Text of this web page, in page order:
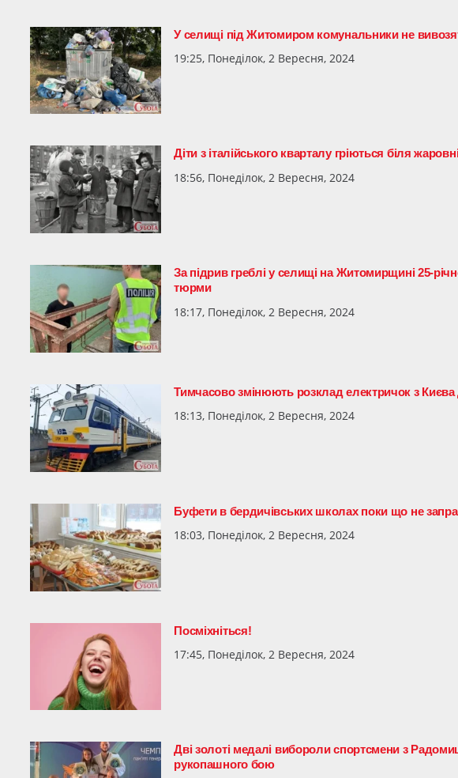
У селищі під Житомиром комунальники не
19:25, Понеділок, 2 Вересня, 2024
Діти з італійського кварталу гріються біля
18:56, Понеділок, 2 Вересня, 2024
За підрив греблі у селищі на Житомирщині 25-
тюрми
18:17, Понеділок, 2 Вересня, 2024
Тимчасово змінюють розклад електричок з Києва
18:13, Понеділок, 2 Вересня, 2024
Буфети в бердичівських школах поки що не
18:03, Понеділок, 2 Вересня, 2024
Посміхніться!
17:45, Понеділок, 2 Вересня, 2024
Дві золоті медалі вибороли спортсмени з
рукопашного бою